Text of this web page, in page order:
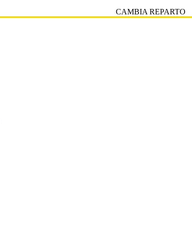
CAMBIA REPARTO